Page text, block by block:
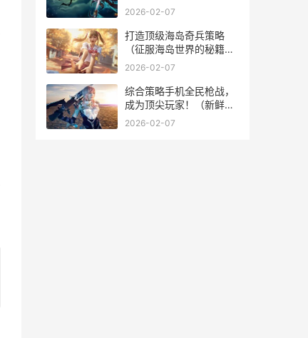
为巅峰对决之星） 弈星的
2026-02-07
打造顶级海岛奇兵策略
（征服海岛世界的秘籍和
诀窍）
2026-02-07
综合策略手机全民枪战，
成为顶尖玩家！（新鲜诀
窍和策略，助你在游戏中
2026-02-07